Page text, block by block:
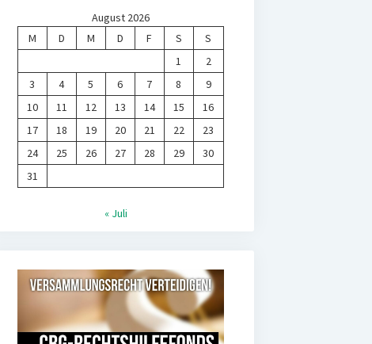
August 2026
M
D M D F S
S
1
2
3
4 5 6 7 8
9
10
11 12 13 14 15
16
17
18 19 20 21 22
23
24
25 26 27 28 29
30
31
« Juli